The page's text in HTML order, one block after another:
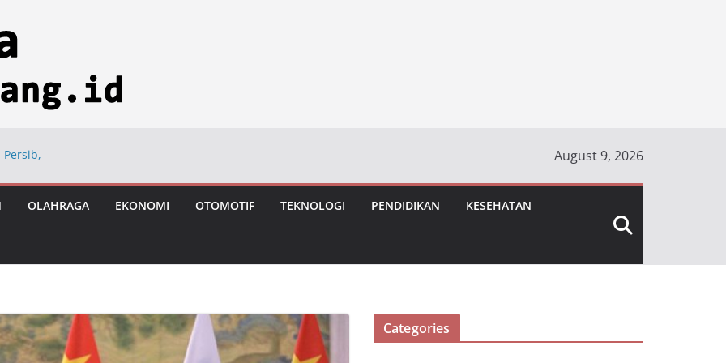
di Hayam
August 9, 2026
OLAHRAGA EKONOMI OTOMOTIF TEKNOLOGI PENDIDIKAN KESEHATAN
Categories